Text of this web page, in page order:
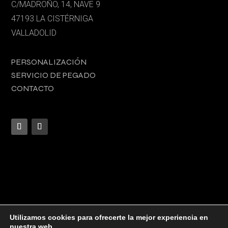
C/MADROÑO, 14, NAVE 9
47193 LA CISTÉRNIGA
VALLADOLID
PERSONALIZACIÓN
SERVICIO DE PEGADO
CONTACTO
Utilizamos cookies para ofrecerte la mejor experiencia en